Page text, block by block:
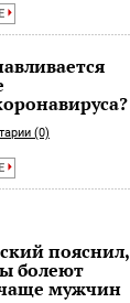
(0)
пояснил,
болеют
мужчин